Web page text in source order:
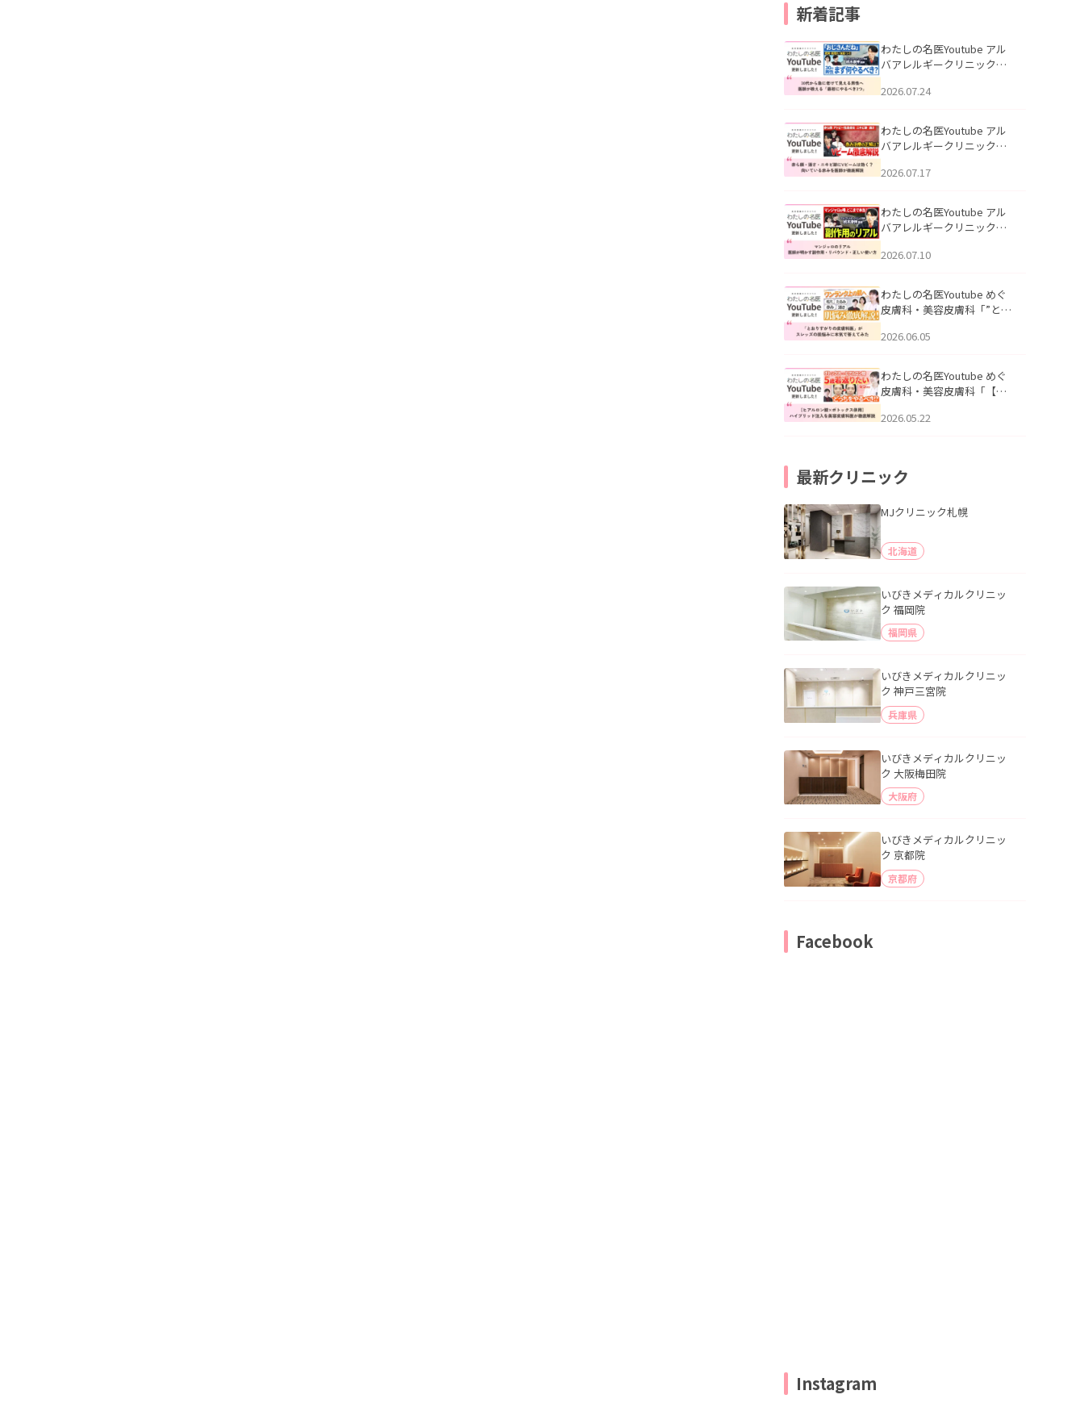
新着記事
わたしの名医Youtube アル
バアレルギークリニック札
える男性へ｜医師が教える
公開いたしました。
2026.07.24
わたしの名医Youtube アル
バアレルギークリニック札
跡にVビームは効く？向いて
説」を公開いたしました。
2026.07.17
わたしの名医Youtube アル
バアレルギークリニック札
医師が明かす副作用・リバ
公開いたしました。
2026.07.10
わたしの名医Youtube めぐ
皮膚科・美容皮膚科「”とお
ッズの肌悩みに本気で答え
た。
2026.06.05
わたしの名医Youtube めぐ
皮膚科・美容皮膚科「【ヒ
用】ハイブリッド注入を美
2026.05.22
最新クリニック
MJクリニック札幌
北海道
いびきメディカルクリニッ
ク 福岡院
福岡県
いびきメディカルクリニッ
ク 神戸三宮院
兵庫県
いびきメディカルクリニッ
ク 大阪梅田院
大阪府
いびきメディカルクリニッ
ク 京都院
京都府
Facebook
Instagram